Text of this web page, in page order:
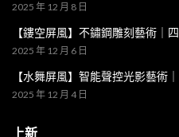
2025 年 12 月 8 日
【鏤空屏風】不鏽鋼雕刻藝術｜
2025 年 12 月 6 日
【水舞屏風】智能聲控光影藝術
2025 年 12 月 4 日